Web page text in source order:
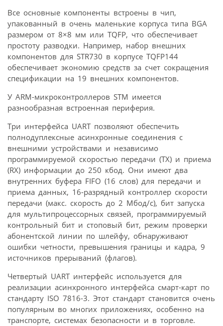
Все основные компоненты встроены в чип,
упакованный в очень маленькие корпуса типа BGA
размером от 8×8 мм или TQFP, что обеспечивает
простоту разводки. Например, набор внешних
компонентов для STR730 в корпусе TQFP144
обеспечивает экономию средств за счет сокращения
спецификации на 19 внешних компонентов.
У ARM-микроконтроллеров STM имеется
разнообразная встроенная периферия.
Три интерфейса UART позволяют обеспечить
полнодуплексные асинхронные соединения с
внешними устройствами и независимо
программируемой скоростью передачи (TX) и приема
(RX) информации до 250 кбод. Они имеют два
внутренних буфера FIFO (16 слов) для передачи и
приема данных, 16-разрядный контроллер скорости
передачи (макс. скорость до 2 Мбод/с), бит запуска
для мультипроцессорных связей, программируемый
контрольный бит и стоповый бит, режим проверки
абонентской линии по шлейфу, обнаруживают
ошибки четности, превышения границы и кадра, 9
источников прерываний (флагов).
Четвертый UART интерфейс используется для
реализации асинхронного интерфейса смарт-карт по
стандарту ISO 7816-3. Этот стандарт становится очень
популярным во многих приложениях, особенно на
транспорте, системах безопасности и в торговле.